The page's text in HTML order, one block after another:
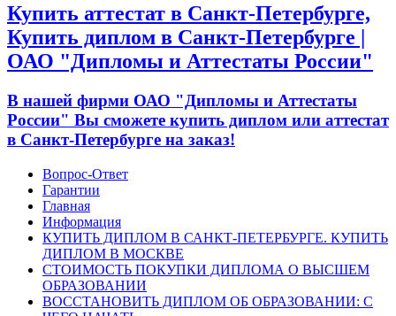
Купить аттестат в Санкт-Петербурге,
Купить диплом в Санкт-Петербурге |
ОАО "Дипломы и Аттестаты России"
В нашей фирми ОАО "Дипломы и Аттестаты
России" Вы сможете купить диплом или аттестат
в Санкт-Петербурге на заказ!
Вопрос-Ответ
Гарантии
Главная
Информация
КУПИТЬ ДИПЛОМ В САНКТ-ПЕТЕРБУРГЕ. КУПИТЬ
ДИПЛОМ В МОСКВЕ
СТОИМОСТЬ ПОКУПКИ ДИПЛОМА О ВЫСШЕМ
ОБРАЗОВАНИИ
ВОССТАНОВИТЬ ДИПЛОМ ОБ ОБРАЗОВАНИИ: С